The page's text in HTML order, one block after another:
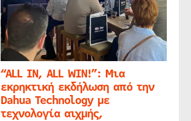
“ALL IN, ALL WIN!”: Μια
εκρηκτική εκδήλωση από την
Dahua Technology με
τεχνολογία αιχμής,